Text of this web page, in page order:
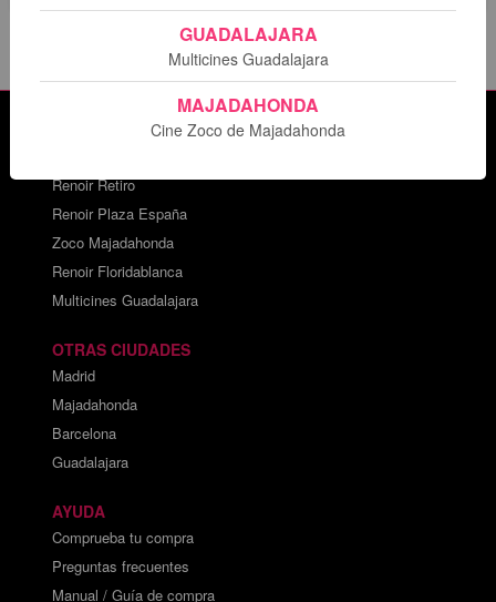
CARTELERAS DE CINE
Renoir Retiro
Renoir Plaza España
Zoco Majadahonda
Renoir Floridablanca
Multicines Guadalajara
OTRAS CIUDADES
Madrid
Majadahonda
Barcelona
Guadalajara
AYUDA
Comprueba tu compra
Preguntas frecuentes
Manual / Guía de compra
GUADALAJARA
Multicines Guadalajara
MAJADAHONDA
Cine Zoco de Majadahonda